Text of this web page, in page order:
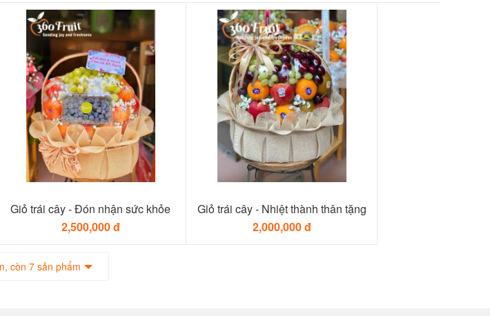
Giỏ trái cây - Đón nhận sức khỏe
2,500,000 đ
Giỏ trái cây - Nhiệt thành thân tặng
2,000,000 đ
còn 7 sản phẩm